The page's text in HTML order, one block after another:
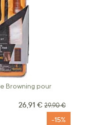
Browning pour
Prix Spécial
26,91 € Prix normal
29,90 €
-15%